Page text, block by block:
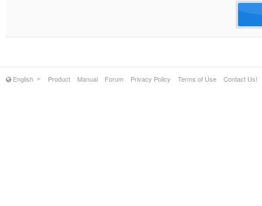
English Product Manual Forum Privacy Policy Terms of Use Contact Us!